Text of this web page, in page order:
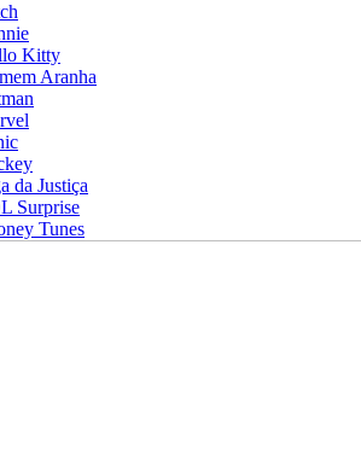
Kitty
Aranha
da Justiça
Surprise
Tunes